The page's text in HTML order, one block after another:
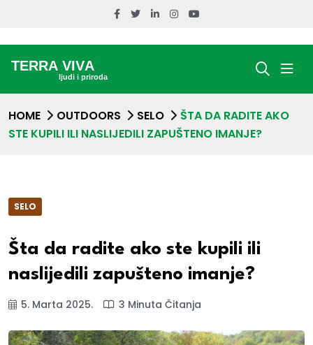
HOME OUTDOORS SELO
ŠTA DA RADITE AKO
STE KUPILI ILI NASLIJEDILI ZAPUŠTENO IMANJE?
SELO
Šta da radite ako ste kupili ili
naslijedili zapušteno imanje?
5. Marta 2025. 3 Minuta Čitanja